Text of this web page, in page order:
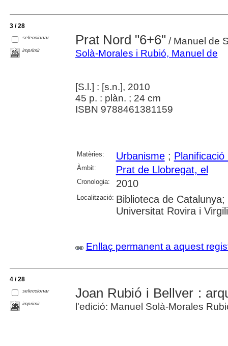
3 / 28
seleccionar
imprimir
Prat Nord "6+6" / Manuel de
Solà-Morales i Rubió, Manuel de
[S.l.] : [s.n.], 2010
45 p. : plàn. ; 24 cm
ISBN 9788461381159
Matèries: Urbanisme;
Àmbit: Prat de Llobregat, el
Cronologia: 2010
Localització: Biblioteca de
Universitat Rovira i
Enllaç permanent a aquest
4 / 28
seleccionar
imprimir
Joan Rubió i Bellver :
l'edició: Manuel Solà-Morales